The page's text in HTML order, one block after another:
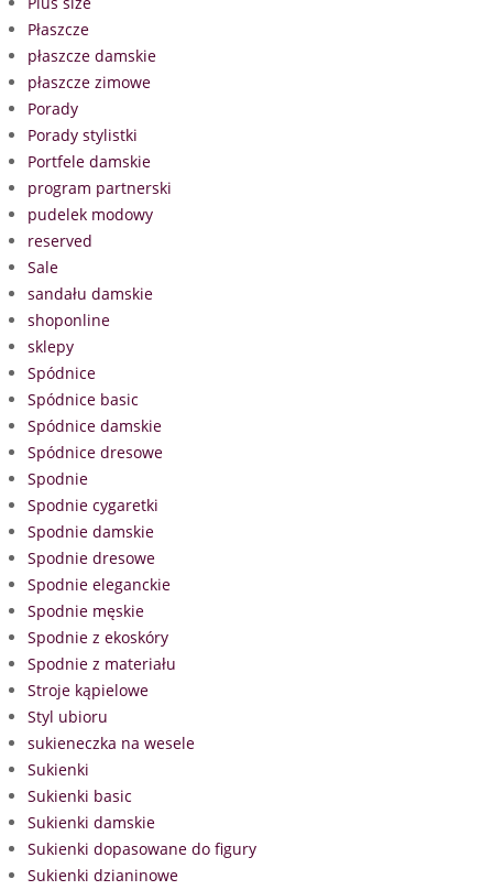
Płaszcze
płaszcze damskie
płaszcze zimowe
Porady
Porady stylistki
Portfele damskie
program partnerski
pudelek modowy
reserved
Sale
sandału damskie
shoponline
sklepy
Spódnice
Spódnice basic
Spódnice damskie
Spódnice dresowe
Spodnie
Spodnie cygaretki
Spodnie damskie
Spodnie dresowe
Spodnie eleganckie
Spodnie męskie
Spodnie z ekoskóry
Spodnie z materiału
Stroje kąpielowe
Styl ubioru
sukieneczka na wesele
Sukienki
Sukienki basic
Sukienki damskie
Sukienki dopasowane do figury
Sukienki dzianinowe